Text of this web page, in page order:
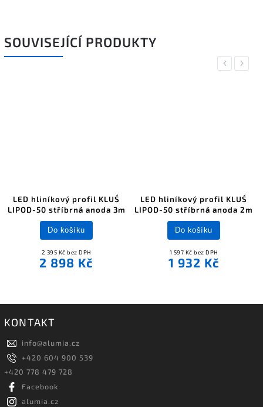
SOUVISEJÍCÍ PRODUKTY
Previous
LED hliníkový profil KLUŚ
LIPOD-50 stříbrná anoda 3m
2 395 Kč bez DPH
2 898 Kč
Do košíku
LED hliníkový profil KLUŚ
LIPOD-50 stříbrná anoda 2m
1 597 Kč bez DPH
1 932 Kč
Do košíku
Next
KONTAKT
info@alumia.cz
+420 604 900 539
+420 778 479 728
Facebook
alumia.cz